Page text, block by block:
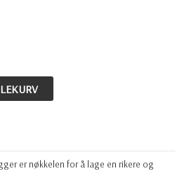
er nøkkelen for å lage en rikere og